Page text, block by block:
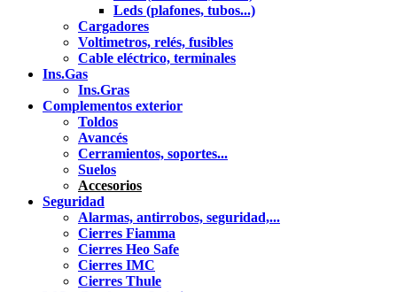
Leds (plafones, tubos...)
Cargadores
Voltimetros, relés, fusibles
Cable eléctrico, terminales
Ins.Gas
Ins.Gras
Complementos exterior
Toldos
Avancés
Cerramientos, soportes...
Suelos
Accesorios
Seguridad
Alarmas, antirrobos, seguridad,...
Cierres Fiamma
Cierres Heo Safe
Cierres IMC
Cierres Thule